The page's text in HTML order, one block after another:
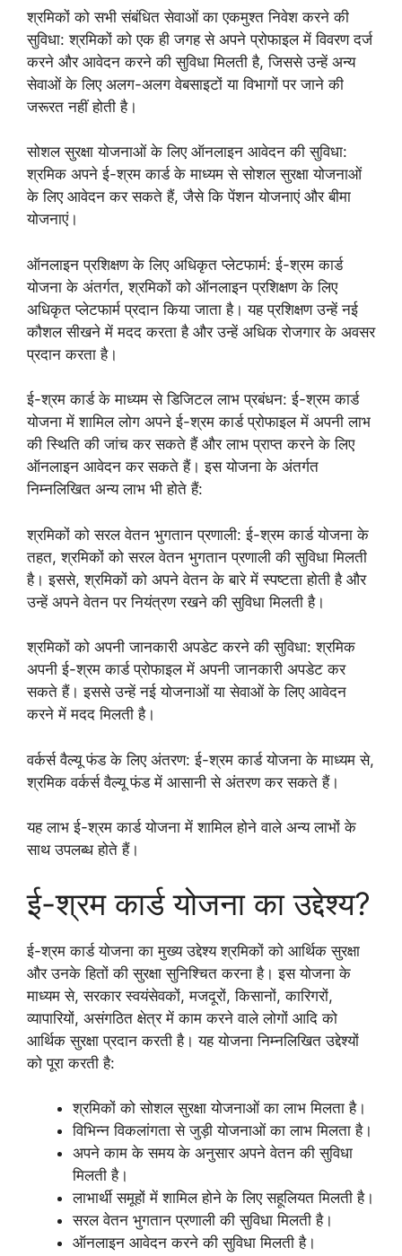
श्रमिकों को सभी संबंधित सेवाओं का एकमुश्त निवेश करने की
सुविधा: श्रमिकों को एक ही जगह से अपने प्रोफाइल में विवरण दर्ज
करने और आवेदन करने की सुविधा मिलती है, जिससे उन्हें अन्य
सेवाओं के लिए अलग-अलग वेबसाइटों या विभागों पर जाने की
जरूरत नहीं होती है।
सोशल सुरक्षा योजनाओं के लिए ऑनलाइन आवेदन की सुविधा:
श्रमिक अपने ई-श्रम कार्ड के माध्यम से सोशल सुरक्षा योजनाओं
के लिए आवेदन कर सकते हैं, जैसे कि पेंशन योजनाएं और बीमा
योजनाएं।
ऑनलाइन प्रशिक्षण के लिए अधिकृत प्लेटफार्म: ई-श्रम कार्ड
योजना के अंतर्गत, श्रमिकों को ऑनलाइन प्रशिक्षण के लिए
अधिकृत प्लेटफार्म प्रदान किया जाता है। यह प्रशिक्षण उन्हें नई
कौशल सीखने में मदद करता है और उन्हें अधिक रोजगार के अवसर
प्रदान करता है।
ई-श्रम कार्ड के माध्यम से डिजिटल लाभ प्रबंधन: ई-श्रम कार्ड
योजना में शामिल लोग अपने ई-श्रम कार्ड प्रोफाइल में अपनी लाभ
की स्थिति की जांच कर सकते हैं और लाभ प्राप्त करने के लिए
ऑनलाइन आवेदन कर सकते हैं। इस योजना के अंतर्गत
निम्नलिखित अन्य लाभ भी होते हैं:
श्रमिकों को सरल वेतन भुगतान प्रणाली: ई-श्रम कार्ड योजना के
तहत, श्रमिकों को सरल वेतन भुगतान प्रणाली की सुविधा मिलती
है। इससे, श्रमिकों को अपने वेतन के बारे में स्पष्टता होती है और
उन्हें अपने वेतन पर नियंत्रण रखने की सुविधा मिलती है।
श्रमिकों को अपनी जानकारी अपडेट करने की सुविधा: श्रमिक
अपनी ई-श्रम कार्ड प्रोफाइल में अपनी जानकारी अपडेट कर
सकते हैं। इससे उन्हें नई योजनाओं या सेवाओं के लिए आवेदन
करने में मदद मिलती है।
वर्कर्स वैल्यू फंड के लिए अंतरण: ई-श्रम कार्ड योजना के माध्यम से,
श्रमिक वर्कर्स वैल्यू फंड में आसानी से अंतरण कर सकते हैं।
यह लाभ ई-श्रम कार्ड योजना में शामिल होने वाले अन्य लाभों के
साथ उपलब्ध होते हैं।
ई-श्रम कार्ड योजना का उद्देश्य?
ई-श्रम कार्ड योजना का मुख्य उद्देश्य श्रमिकों को आर्थिक सुरक्षा
और उनके हितों की सुरक्षा सुनिश्चित करना है। इस योजना के
माध्यम से, सरकार स्वयंसेवकों, मजदूरों, किसानों, कारिगरों,
व्यापारियों, असंगठित क्षेत्र में काम करने वाले लोगों आदि को
आर्थिक सुरक्षा प्रदान करती है। यह योजना निम्नलिखित उद्देश्यों
को पूरा करती है:
श्रमिकों को सोशल सुरक्षा योजनाओं का लाभ मिलता है।
विभिन्न विकलांगता से जुड़ी योजनाओं का लाभ मिलता है।
अपने काम के समय के अनुसार अपने वेतन की सुविधा
मिलती है।
लाभार्थी समूहों में शामिल होने के लिए सहूलियत मिलती है।
सरल वेतन भुगतान प्रणाली की सुविधा मिलती है।
ऑनलाइन आवेदन करने की सुविधा मिलती है।